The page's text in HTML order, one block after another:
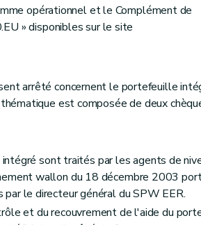
opérationnel et le Complément de
» disponibles sur le site
arrêté concernent le portefeuille
est composée de deux
sont traités par les agents de
wallon du 18 décembre 2003
le directeur général du SPW EER.
et du recouvrement de l'aide du